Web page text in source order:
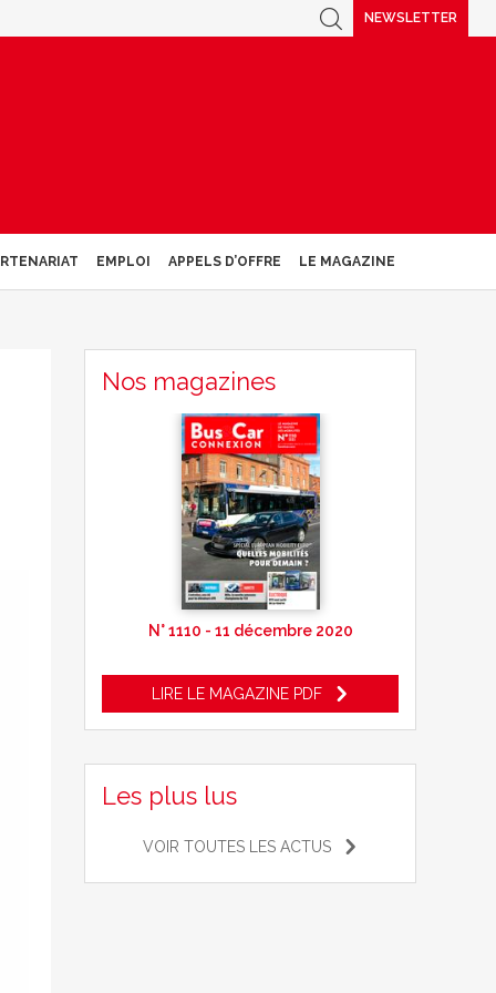
NEWSLETTER
EMPLOI APPELS D’OFFRE LE MAGAZINE
Nos magazines
N° 1110 - 11 décembre 2020
LIRE LE MAGAZINE PDF
Les plus lus
VOIR TOUTES LES ACTUS